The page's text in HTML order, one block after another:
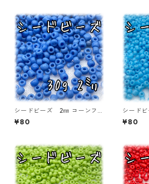
シードビーズ 2㎜ コーンフラ
ワーブルー 30ｇ【SEED-BE
ADS-o02-BLU2】
¥80
シード
ルー 30
02-BLU1
¥80